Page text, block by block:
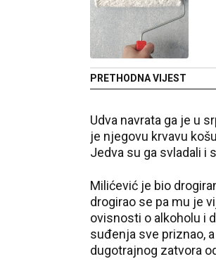
PRETHODNA VIJEST
Udva navrata ga je u
je njegovu krvavu
Jedva su ga svladali i
Milićević je bio
drogirao se pa mu je
ovisnosti o alkoholu i
suđenja sve priznao,
dugotrajnog zatvora